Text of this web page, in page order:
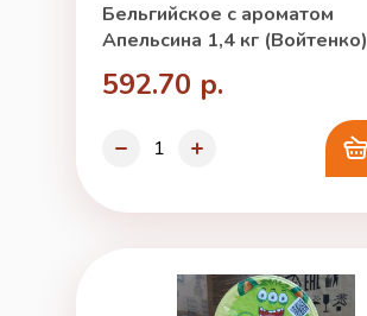
Бельгийское с ароматом
Апельсина 1,4 кг (Войтенко)
592.70 р.